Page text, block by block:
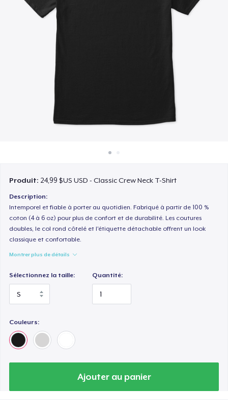
Produit: 24,99 $US USD - Classic Crew Neck T-Shirt
Description:
Intemporel et fiable à porter au quotidien. Fabriqué à partir de 100 %
coton (4 à 6 oz) pour plus de confort et de durabilité. Les coutures
doubles, le col rond côtelé et l'étiquette détachable offrent un look
classique et confortable.
Montrer plus de détails
Sélectionnez la taille: Quantité:
Couleurs:
Ajouter au panier